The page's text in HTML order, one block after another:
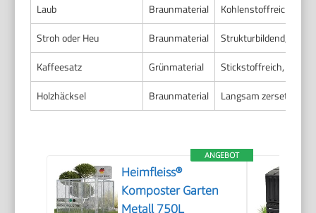
Laub
Braunmaterial
Kohlenstoffreich,
Stroh oder Heu
Braunmaterial
Strukturbildend,
Kaffeesatz
Grünmaterial
Stickstoffreich,
Holzhäcksel
Braunmaterial Langsam
ANGEBOT
Heimfleiss®
Komposter Garten
Metall 750L